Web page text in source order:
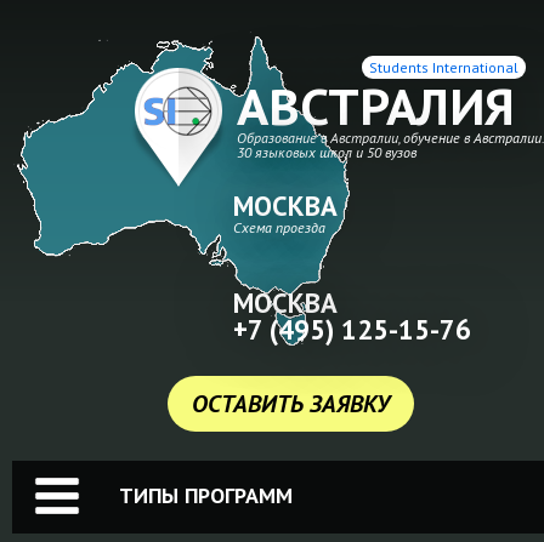
АВСТРАЛИЯ
Образование в Австралии, обучение в Австралии.
30 языковых школ и 50 вузов
Students International
ОСТАВИТЬ ЗАЯВКУ
МОСКВА
Схема проезда
МОСКВА
+7 (495) 125-15-76
ТИПЫ ПРОГРАММ